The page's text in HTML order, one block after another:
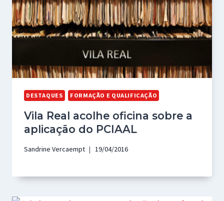
DESTAQUES FORMAÇÃO E QUALIFICAÇÃO
Vila Real acolhe oficina sobre a
aplicação do PCIAAL
Sandrine Vercaempt 19/04/2016